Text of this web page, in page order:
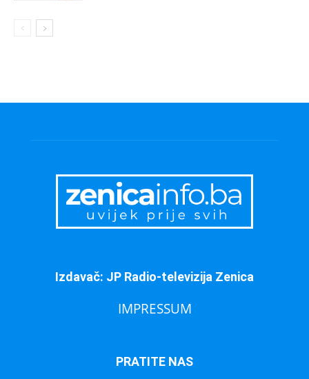
Izdavač: JP Radio-televizija Zenica
IMPRESSUM
PRATITE NAS